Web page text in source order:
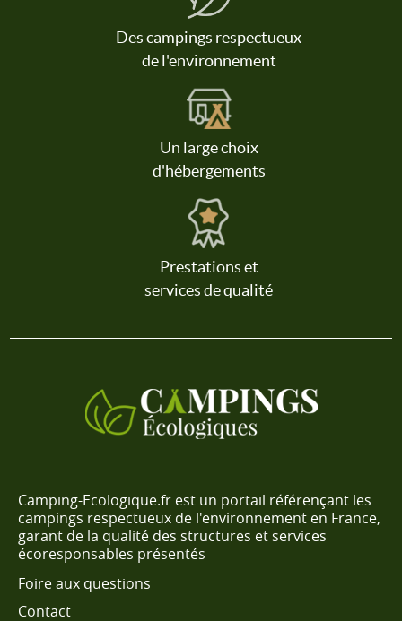
Des campings respectueux
de l'environnement
Un large choix
d'hébergements
Prestations et
services de qualité
Camping-Ecologique.fr est un portail référençant les
campings respectueux de l'environnement en France,
garant de la qualité des structures et services
écoresponsables présentés
Foire aux questions
Contact